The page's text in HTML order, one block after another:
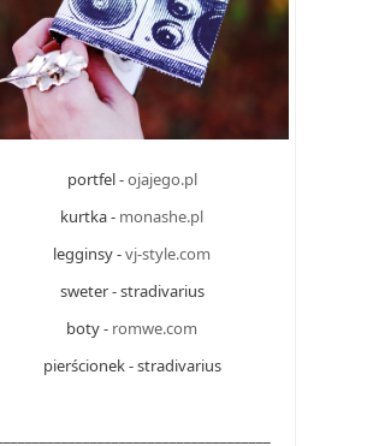
portfel -ojajego.pl
kurtka - monashe.pl
legginsy -vj-style.com
sweter - stradivarius
boty - romwe.com
pierścionek - stradivarius